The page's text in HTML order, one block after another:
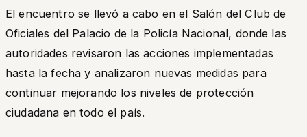
El encuentro se llevó a cabo en el Salón del Club de
Oficiales del Palacio de la Policía Nacional, donde las
autoridades revisaron las acciones implementadas
hasta la fecha y analizaron nuevas medidas para
continuar mejorando los niveles de protección
ciudadana en todo el país.